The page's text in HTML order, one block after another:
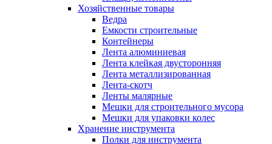
Хозяйственные товары
Ведра
Емкости строительные
Контейнеры
Лента алюминиевая
Лента клейкая двусторонняя
Лента металлизированная
Лента-скотч
Ленты малярные
Мешки для строительного мусора
Мешки для упаковки колес
Хранение инструмента
Полки для инструмента